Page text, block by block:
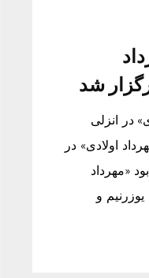
شد
در انزلی
اولادی» در
«مهرداد
و